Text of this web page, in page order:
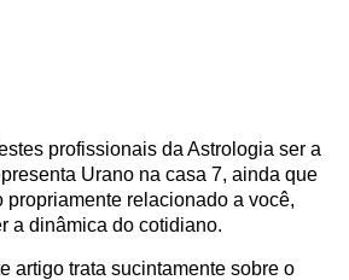
profissionais da Astrologia ser a
Urano na casa 7, ainda que
propriamente relacionado a você,
a dinâmica do cotidiano.
artigo trata sucintamente sobre o